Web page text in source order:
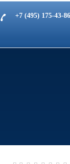
+7 (495) 175-43-